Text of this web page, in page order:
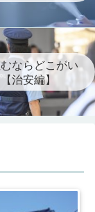
ならどこがい
治安編】